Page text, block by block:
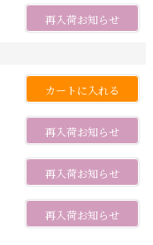
再入荷お知らせ
カートに入れる
再入荷お知らせ
再入荷お知らせ
再入荷お知らせ